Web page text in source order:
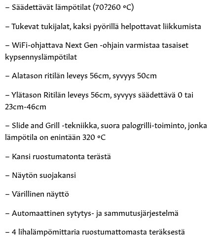
– Säädettävät lämpötilat (70?260 ºC)
– Tukevat tukijalat, kaksi pyörillä helpottavat liikkumista
– WiFi-ohjattava Next Gen -ohjain varmistaa tasaiset
kypsennyslämpötilat
– Alatason ritilän leveys 56cm, syvyys 50cm
– Ylätason Ritilän leveys 56cm, syvyys säädettävä 0 tai
23cm-46cm
– Slide and Grill -tekniikka, suora palogrilli-toiminto, jonka
lämpötila on enintään 320 ºC
– Kansi ruostumatonta terästä
– Näytön suojakansi
– Värillinen näyttö
– Automaattinen sytytys- ja sammutusjärjestelmä
– 4 lihalämpömittaria ruostumattomasta teräksestä